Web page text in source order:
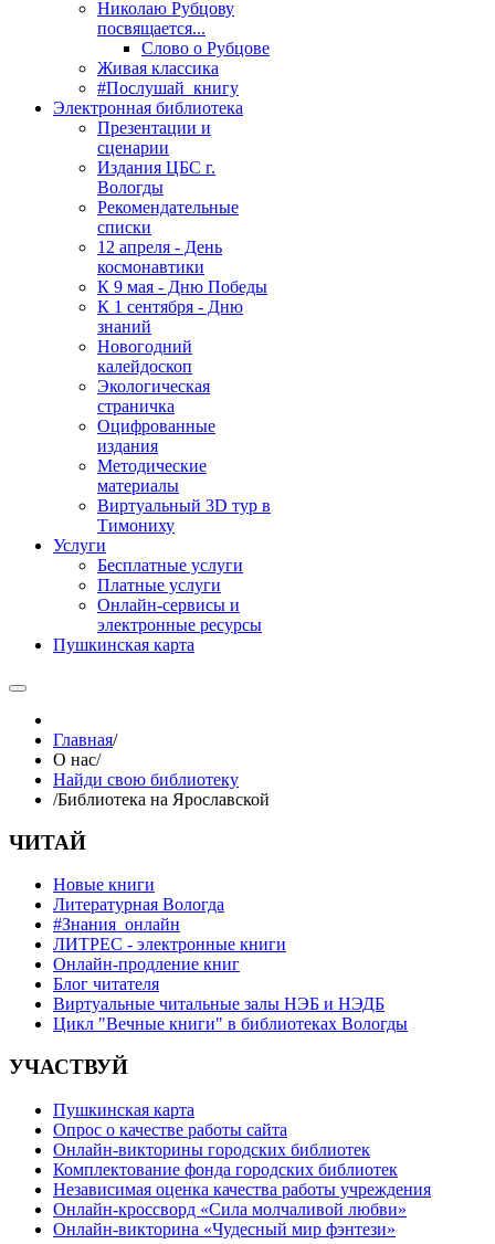
Николаю Рубцову
посвящается...
Слово о Рубцове
Живая классика
#Послушай_книгу
Электронная библиотека
Презентации и
сценарии
Издания ЦБС г.
Вологды
Рекомендательные
списки
12 апреля - День
космонавтики
К 9 мая - Дню Победы
К 1 сентября - Дню
знаний
Новогодний
калейдоскоп
Экологическая
страничка
Оцифрованные
издания
Методические
материалы
Виртуальный 3D тур в
Тимониху
Услуги
Бесплатные услуги
Платные услуги
Онлайн-сервисы и
электронные ресурсы
Пушкинская карта
Главная/
О нас/
Найди свою библиотеку
/Библиотека на Ярославской
ЧИТАЙ
Новые книги
Литературная Вологда
#Знания_онлайн
ЛИТРЕС - электронные книги
Онлайн-продление книг
Блог читателя
Виртуальные читальные залы НЭБ и НЭДБ
Цикл "Вечные книги" в библиотеках Вологды
УЧАСТВУЙ
Пушкинская карта
Опрос о качестве работы сайта
Онлайн-викторины городских библиотек
Комплектование фонда городских библиотек
Независимая оценка качества работы учреждения
Онлайн-кроссворд «Сила молчаливой любви»
Онлайн-викторина «Чудесный мир фэнтези»